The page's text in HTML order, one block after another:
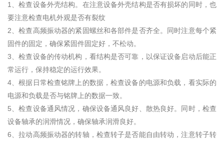
1、检查设备外壳结构。在注意设备外壳结构是否有损坏的同时，也
要注意检查电机外观是否有裂纹
2、检查高频振动器的紧固螺丝和各部件是否齐全。同时注意每个紧
固件的固定，确保紧固件固定好，不松动。
3、检查设备的传动机构，看结构是否可靠，以保证设备启动后能正
常运行，保持稳定的运行效果。
4、根据日常检查铭牌上的数据，检查设备的电源和负载，看实际的
电源和负载是否与铭牌上的数据一致。
5、检查设备通风情况，确保设备通风良好、散热良好。同时，检查
设备轴承的润滑情况，确保轴承润滑良好。
6、拉动高频振动器的转轴，检查转子是否能自由转动，注意转子转